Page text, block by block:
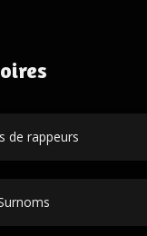
de rappeurs